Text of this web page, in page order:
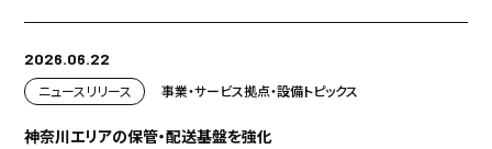
2026.06.22
ニュースリリース
事業・サービス拠点・設備トピックス
神奈川エリアの保管・配送基盤を強化